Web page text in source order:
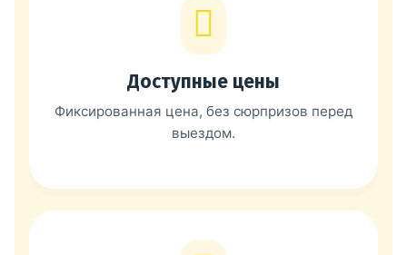
Доступные цены
Фиксированная цена, без сюрпризов перед
выездом.